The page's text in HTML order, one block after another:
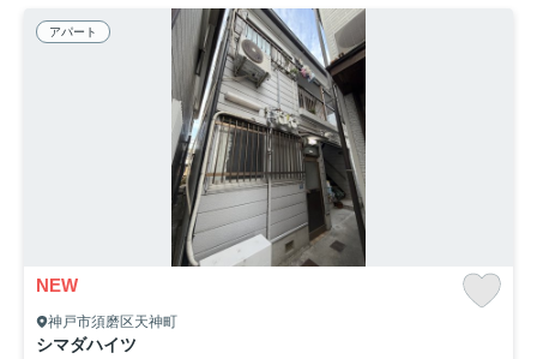
アパート
NEW
神戸市須磨区天神町
シマダハイツ